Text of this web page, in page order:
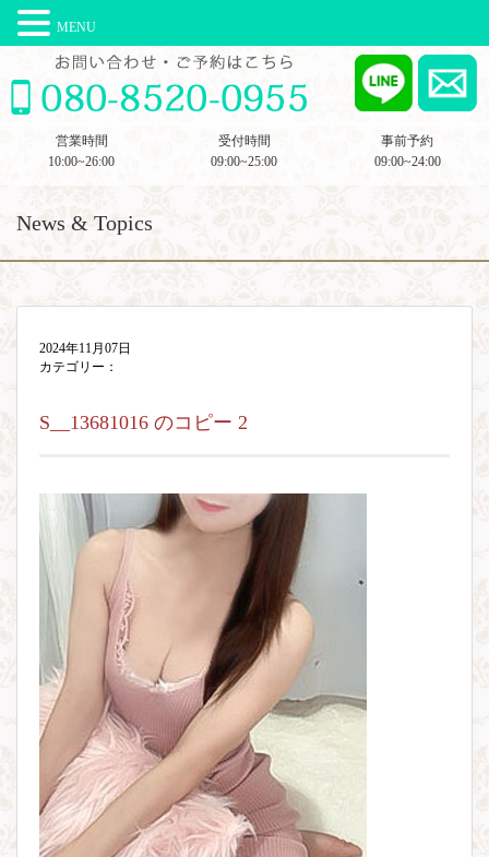
営業時間
10:00~26:00
受付時間
09:00~25:00
事前予約
09:00~24:00
News & Topics
2024年11月07日
カテゴリー：
S__13681016 のコピー 2
MENU